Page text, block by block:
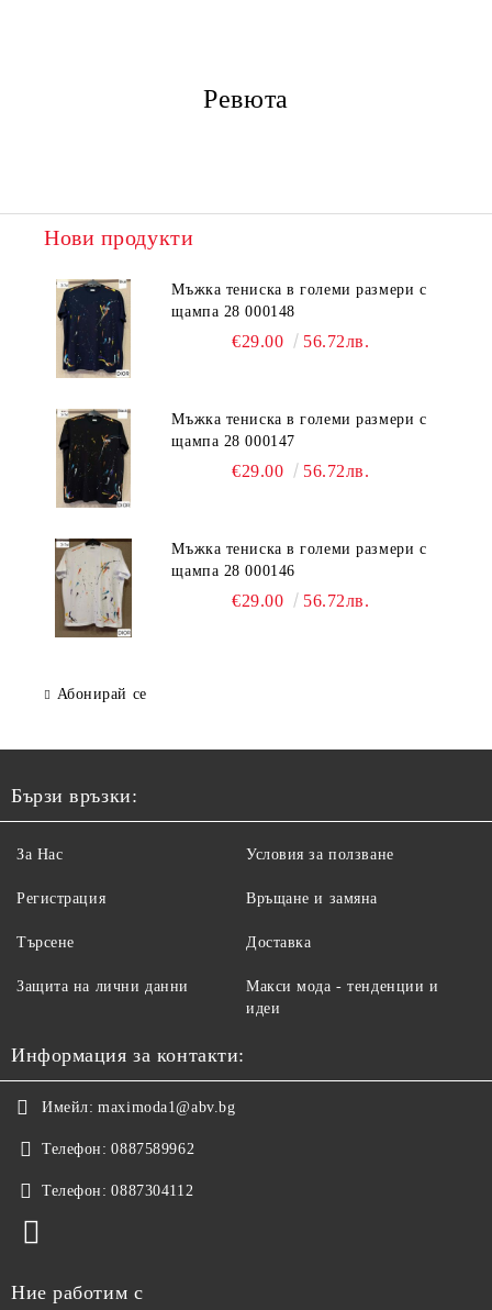
Ревюта
Нови продукти
Мъжка тениска в големи размери с
щампа 28 000148
€29.00 56.72лв.
Мъжка тениска в големи размери с
щампа 28 000147
€29.00 56.72лв.
Мъжка тениска в големи размери с
щампа 28 000146
€29.00 56.72лв.
Абонирай се
Бързи връзки:
За Нас
Регистрация
Търсене
Защита на лични данни
Условия за ползване
Връщане и замяна
Доставка
Макси мода - тенденции и
идеи
Информация за контакти:
Имейл: maximoda1@abv.bg
Телефон: 0887589962
Телефон: 0887304112
Ние работим с